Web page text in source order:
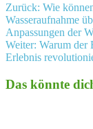
Zurück: Wie
Wasseraufnahme
Anpassungen der
Weiter: Warum der
Erlebnis
Das könnte